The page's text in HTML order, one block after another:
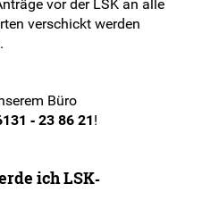
vor der LSK an alle
verschickt werden
Büro
‐ 23 86 21!
ich LSK‐